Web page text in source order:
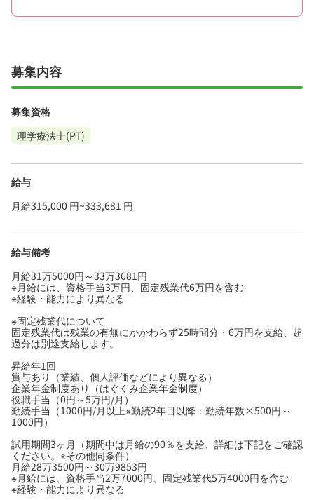
募集内容
募集資格
理学療法士(PT)
給与
月給315,000 円~333,681 円
給与備考
月給31万5000円～33万3681円
※月給には、資格手当3万円、固定残業代6万円を含む
※経験・能力により異なる
※固定残業代について
固定残業代は残業の有無にかかわらず25時間分・6万円を支給、超
過分は別途支給します。
昇給年1回
賞与あり（業績、個人評価などにより異なる）
企業年金制度あり（はぐくみ企業年金制度）
役職手当（0円～5万円/月）
勤続手当（1000円/月以上※勤続2年目以降：勤続年数×500円～
1000円）
試用期間3ヶ月（期間中は月給の90％を支給、詳細は下記をご確認
ください。※その他同条件）
月給28万3500円～30万9853円
※月給には、資格手当2万7000円、固定残業代5万4000円を含む
※経験・能力により異なる